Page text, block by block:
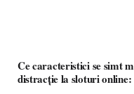
Ce caracteristici se simt
distracție la sloturi